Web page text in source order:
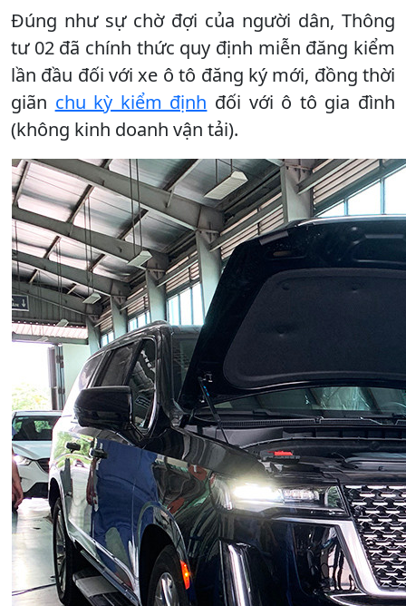
Đúng như sự chờ đợi của người dân, Thông
tư 02 đã chính thức quy định miễn đăng kiểm
lần đầu đối với xe ô tô đăng ký mới, đồng thời
giãn chu kỳ kiểm định đối với ô tô gia đình
(không kinh doanh vận tải).